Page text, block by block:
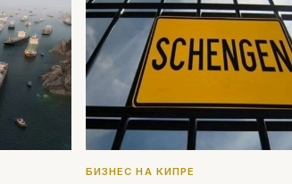
БИЗНЕС НА КИПРЕ